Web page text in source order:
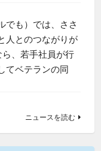
でも）では、ささ
人とのつながりが
、若手社員が行
てベテランの同
ニュースを読む